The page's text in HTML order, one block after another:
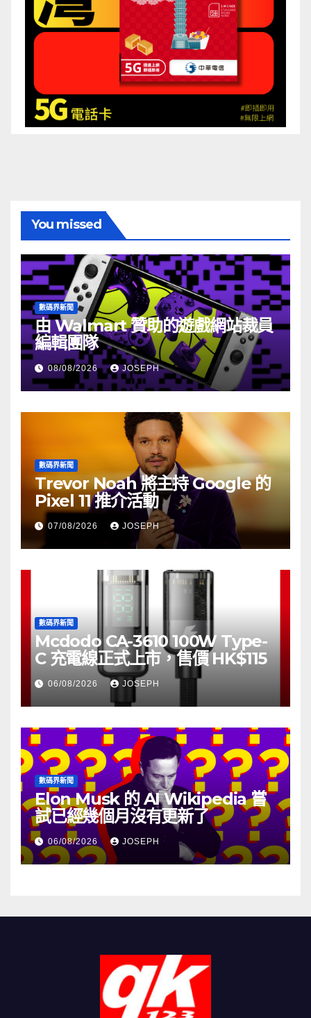
You missed
數碼界新聞
由 Walmart 贊助的遊戲網站裁員
編輯團隊
08/08/2026 JOSEPH
數碼界新聞
Trevor Noah 將主持 Google 的
Pixel 11 推介活動
07/08/2026 JOSEPH
數碼界新聞
Mcdodo CA-3610 100W Type-
C 充電線正式上市，售價 HK$115
06/08/2026 JOSEPH
數碼界新聞
Elon Musk 的 AI Wikipedia 嘗
試已經幾個月沒有更新了
06/08/2026 JOSEPH